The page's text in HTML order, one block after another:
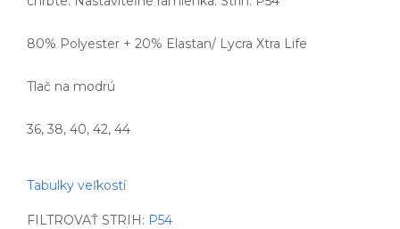
80% Polyester + 20% Elastan/ Lycra Xtra Life
Tlač na modrú
36, 38, 40, 42, 44
Tabulky veľkostí
FILTROVAŤ STRIH: P54